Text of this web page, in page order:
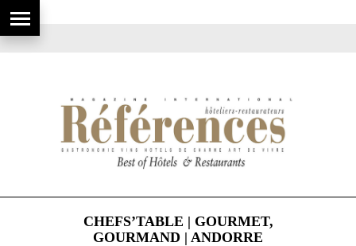
CHEFS’TABLE | GOURMET,
GOURMAND | ANDORRE